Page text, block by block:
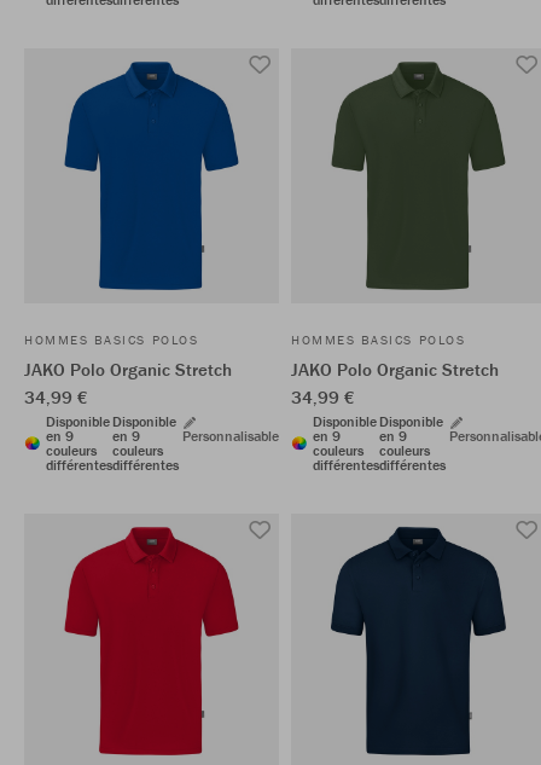
HOMMES BASICS POLOS
JAKO Polo Organic Stretch
34,99 €
Disponible
en 9
couleurs
différentes
Disponible
en 9
couleurs
différentes
Personnalisable
HOMMES BASICS POLOS
JAKO Polo Organic Stretch
34,99 €
Disponible
en 9
couleurs
différentes
Disponible
en 9
couleurs
différentes